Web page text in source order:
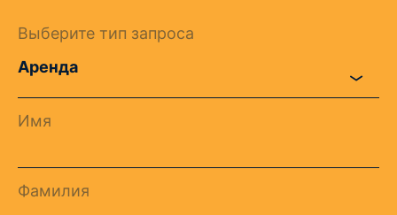
Выберите тип запроса
Имя
Фамилия